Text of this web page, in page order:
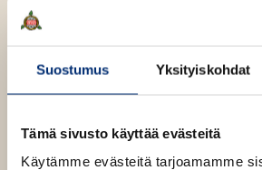
Suostumus Yksityiskohdat
Tämä sivusto käyttää evästeitä
Käytämme evästeitä tarjoamamme
ylimääräisiä voimia taistella
sekä rakkauden ja tragedian
Kirjan tiedot